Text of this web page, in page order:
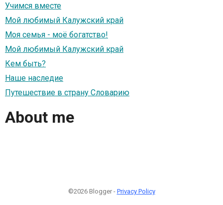
Учимся вместе
Мой любимый Калужский край
Моя семья - моё богатство!
Мой любимый Калужский край
Кем быть?
Наше наследие
Путешествие в страну Словарию
About me
©2026 Blogger - Privacy Policy